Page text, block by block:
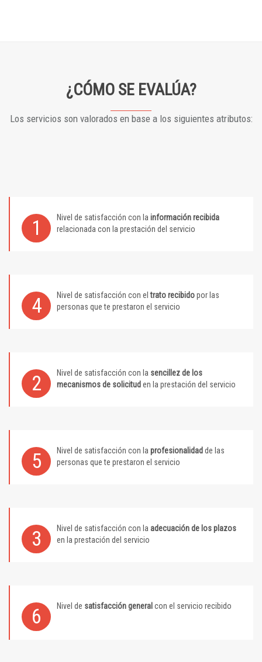
¿CÓMO SE EVALÚA?
Los servicios son valorados en base a los siguientes atributos:
1 Nivel de satisfacción con la información recibida
relacionada con la prestación del servicio
4 Nivel de satisfacción con eltrato recibidopor las
personas que te prestaron el servicio
2 Nivel de satisfacción con la sencillez de los
mecanismos de solicitud en la prestación del servicio
5 Nivel de satisfacción con la profesionalidad de las
personas que te prestaron el servicio
3 Nivel de satisfacción con la adecuación de los plazos
en la prestación del servicio
6 Nivel de satisfacción general con el servicio recibido